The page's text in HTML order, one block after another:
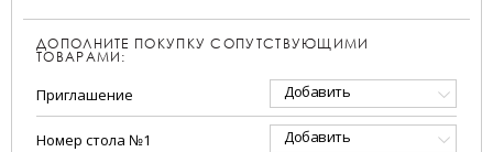
ДОПОЛНИТЕ ПОКУПКУ СОПУТСТВУЮЩИМИ
ТОВАРАМИ:
Приглашение Добавить
Номер стола №1 Добавить